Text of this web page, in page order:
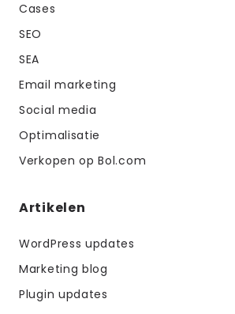
Cases
SEO
SEA
Email marketing
Social media
Optimalisatie
Verkopen op Bol.com
Artikelen
WordPress updates
Marketing blog
Plugin updates